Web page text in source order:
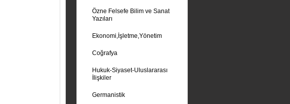
Özne Felsefe Bilim ve Sanat
Yazıları
Ekonomi,İşletme,Yönetim
Coğrafya
Hukuk-Siyaset-Uluslararası
İlişkiler
Germanistik